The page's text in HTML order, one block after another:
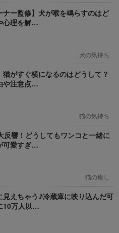
ナー監修】犬が喉を鳴らすのはど
心理を解…
犬の気持ち
猫がすぐ横になるのはどうして？
や注意点…
猫の気持ち
反響！どうしてもワンコと一緒に
可愛すぎ…
猫の癒し
見えちゃう♪冷蔵庫に映り込んだ可
10万人以…